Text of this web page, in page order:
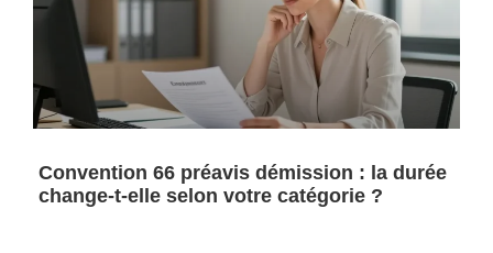
Convention 66 préavis démission : la durée
change-t-elle selon votre catégorie ?